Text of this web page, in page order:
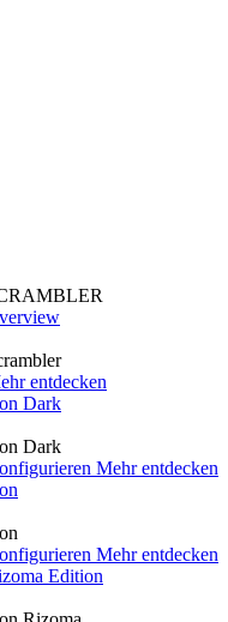
entdecken
Dark
Dark
Mehr entdecken
Mehr entdecken
Edition